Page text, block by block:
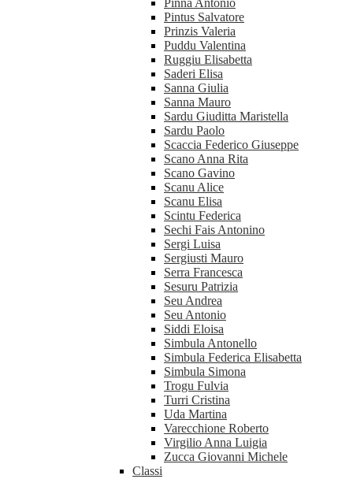
Pinna Antonio
Pintus Salvatore
Prinzis Valeria
Puddu Valentina
Ruggiu Elisabetta
Saderi Elisa
Sanna Giulia
Sanna Mauro
Sardu Giuditta Maristella
Sardu Paolo
Scaccia Federico Giuseppe
Scano Anna Rita
Scano Gavino
Scanu Alice
Scanu Elisa
Scintu Federica
Sechi Fais Antonino
Sergi Luisa
Sergiusti Mauro
Serra Francesca
Sesuru Patrizia
Seu Andrea
Seu Antonio
Siddi Eloisa
Simbula Antonello
Simbula Federica Elisabetta
Simbula Simona
Trogu Fulvia
Turri Cristina
Uda Martina
Varecchione Roberto
Virgilio Anna Luigia
Zucca Giovanni Michele
Classi